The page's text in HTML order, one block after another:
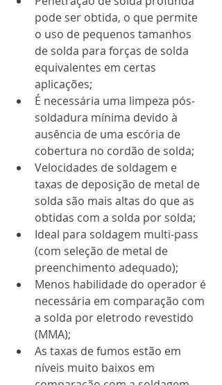
pode ser obtida, o que permite
o uso de pequenos tamanhos
de solda para forças de solda
equivalentes em certas
aplicações;
É necessária uma limpeza pós-
soldadura mínima devido à
ausência de uma escória de
cobertura no cordão de solda;
Velocidades de soldagem e
taxas de deposição de metal de
solda são mais altas do que as
obtidas com a solda por solda;
Ideal para soldagem multi-pass
(com seleção de metal de
preenchimento adequado);
Menos habilidade do operador é
necessária em comparação com
a solda por eletrodo revestido
(MMA);
As taxas de fumos estão em
níveis muito baixos em